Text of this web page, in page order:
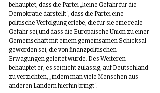
behauptet, dass die Partei „keine Gefahr für die
Demokratie darstellt“, dass die Partei eine
politische Verfolgung erlebe, die für sie eine reale
Gefahr sei,und dass die Europäische Union zu einer
Gemeinschaft mit einem gemeinsamen Schicksal
geworden sei, die von finanzpolitischen
Erwägungen geleitet würde. Des Weiteren
behauptet er, es sei nicht zulässig, auf Deutschland
zu verzichten, „indem man viele Menschen aus
anderen Ländern hierhin bringt“.